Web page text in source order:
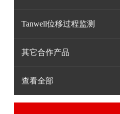
Tanwell位移过程监测
其它合作产品
查看全部